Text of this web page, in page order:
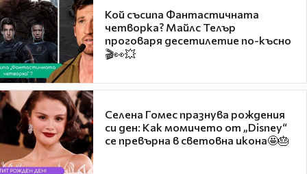
Кой съсипа Фантастичната
четворка? Майлс Телър
проговаря десетилетие по-късно
🎬👀💥
Селена Гомес празнува рождения
си ден: Как момичето от „Disney“
се превърна в световна икона🤩🎂